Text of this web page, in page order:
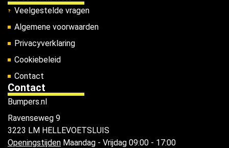
Veelgestelde vragen
Algemene voorwaarden
Privacyverklaring
Cookiebeleid
Contact
Contact
Bumpers.nl
Ravenseweg 9
3223 LM HELLEVOETSLUIS
Openingstijden Maandag - Vrijdag 09:00 - 17:00